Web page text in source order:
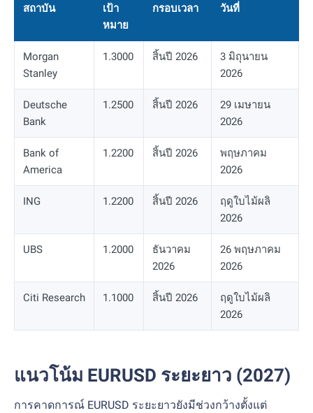
สถาบัน
เป้า
หมาย
กรอบเวลา วันที่
Morgan
Stanley
1.3000 สิ้นปี 2026
3 มิถุนายน
2026
Deutsche
Bank
1.2500 สิ้นปี 2026
29 เมษายน
2026
Bank of
America
1.2200 สิ้นปี 2026
พฤษภาคม
2026
ING 1.2200 สิ้นปี 2026
ฤดูใบไม้ผลิ
2026
UBS 1.2000
ธันวาคม
2026
26 พฤษภาคม
2026
Citi Research 1.1000 สิ้นปี 2026
ฤดูใบไม้ผลิ
2026
แนวโน้ม EURUSD ระยะยาว (2027)
การคาดการณ์ EURUSD ระยะยาวยังมีช่วงกว้างตั้งแต่